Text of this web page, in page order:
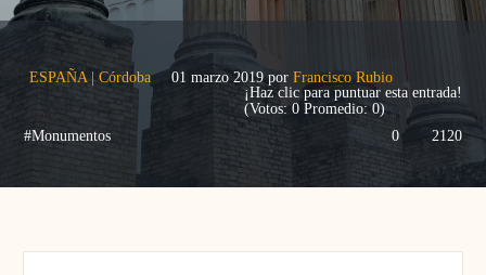
ESPAÑA|Córdoba 01 marzo 2019porFrancisco Rubio
¡Haz clic para puntuar esta entrada!
(Votos: 0Promedio:0)
#Monumentos
2120
0